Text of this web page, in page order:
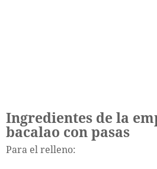
Ingredientes de la
bacalao con pasas
Para el relleno: